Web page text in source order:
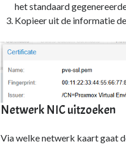
het standaard
Kopieer uit de informatie
Netwerk NIC uitzoeken
Via welke netwerk kaart gaat